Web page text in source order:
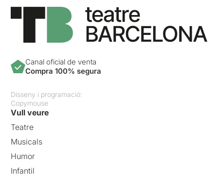
Canal oficial de venta
Compra 100% segura
Disseny i programació:
Copymouse
Vull veure
Teatre
Musicals
Humor
Infantil